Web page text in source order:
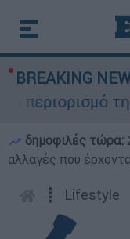
BREAKING
περιορισμό
δημοφιλές τώρα:
αλλαγές που
┋ Lifestyle